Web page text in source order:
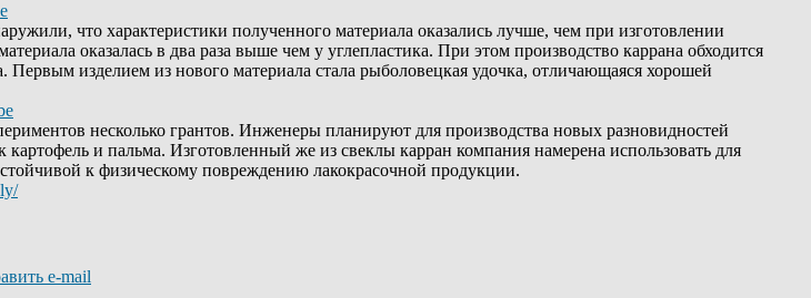
что характеристики полученного материала оказались лучше, чем при изготовлении
оказалась в два раза выше чем у углепластика. При этом производство каррана обходится
Первым изделием из нового материала стала рыболовецкая удочка, отличающаяся хорошей
несколько грантов. Инженеры планируют для производства новых разновидностей
картофель и пальма. Изготовленный же из свеклы карран компания намерена использовать для
к физическому повреждению лакокрасочной продукции.